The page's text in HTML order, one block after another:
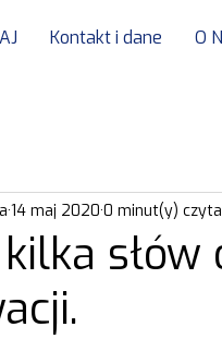
Kontakt i dane O
14 maj 2020 0 minut(y)